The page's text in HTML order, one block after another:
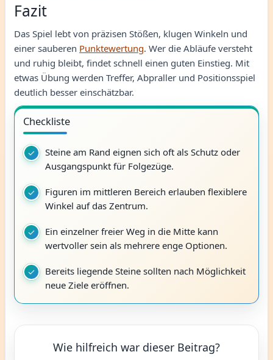
Fazit
Das Spiel lebt von präzisen Stößen, klugen Winkeln und
einer sauberen Punktewertung. Wer die Abläufe versteht
und ruhig bleibt, findet schnell einen guten Einstieg. Mit
etwas Übung werden Treffer, Abpraller und Positionsspiel
deutlich besser einschätzbar.
Checkliste
Steine am Rand eignen sich oft als Schutz oder
Ausgangspunkt für Folgezüge.
Figuren im mittleren Bereich erlauben flexiblere
Winkel auf das Zentrum.
Ein einzelner freier Weg in die Mitte kann
wertvoller sein als mehrere enge Optionen.
Bereits liegende Steine sollten nach Möglichkeit
neue Ziele eröffnen.
Wie hilfreich war dieser Beitrag?